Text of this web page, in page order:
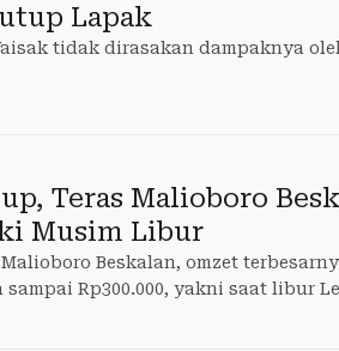
Lapak
tidak dirasakan dampaknya
Teras Malioboro
Musim Libur
Beskalan, omzet
Rp300.000, yakni saat libur